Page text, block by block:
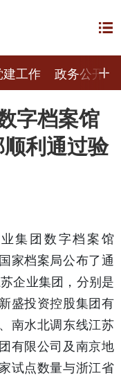
建工作 政务公开
字档案馆
顺利通过验
集团数字档案馆
家档案局公布了通
企业集团，分别是
盛投资控股集团有
南水北调东线江苏
有限公司及南京地
试点数量与浙江省